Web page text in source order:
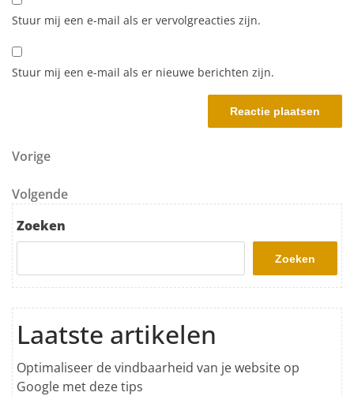
Stuur mij een e-mail als er vervolgreacties zijn.
Stuur mij een e-mail als er nieuwe berichten zijn.
Berichtnavigatie
Vorig bericht
Vorige
Volgend bericht
Volgende
Zoeken
Zoeken
Laatste artikelen
Optimaliseer de vindbaarheid van je website op
Google met deze tips